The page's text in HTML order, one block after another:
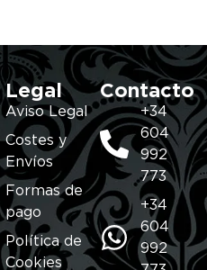
Legal
Aviso Legal
Costes y
Envíos
Formas de
pago
Política de
Cookies
Contacto
+34
604
992
773
+34
604
992